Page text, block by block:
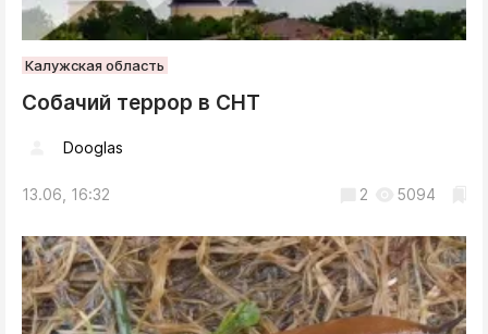
Калужская область
Собачий террор в СНТ
Dooglas
13.06, 16:32 2 5094